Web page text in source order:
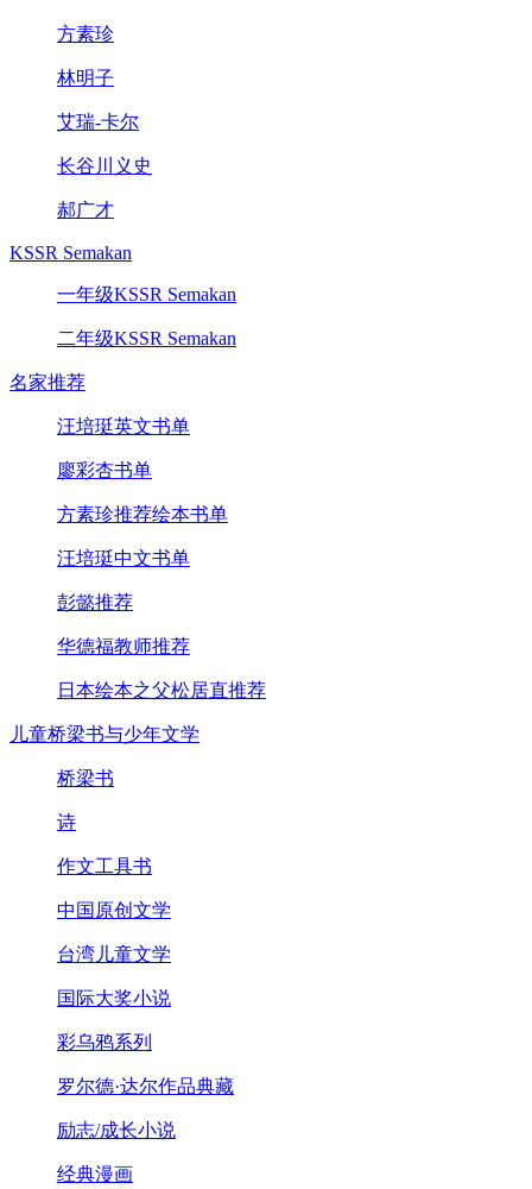
方素珍
林明子
艾瑞-卡尔
长谷川义史
郝广才
KSSR Semakan
一年级KSSR Semakan
二年级KSSR Semakan
名家推荐
汪培珽英文书单
廖彩杏书单
方素珍推荐绘本书单
汪培珽中文书单
彭懿推荐
华德福教师推荐
日本绘本之父松居直推荐
儿童桥梁书与少年文学
桥梁书
诗
作文工具书
中国原创文学
台湾儿童文学
国际大奖小说
彩乌鸦系列
罗尔德·达尔作品典藏
励志/成长小说
经典漫画